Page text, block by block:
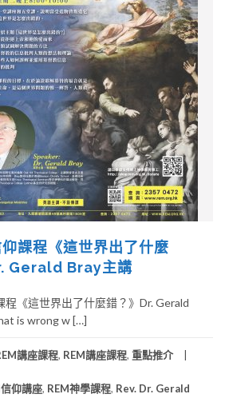
仰課程《這世界出了什麼
Gerald Bray主講
程《這世界出了什麼錯？》Dr. Gerald
is wrong w […]
講座課程, REM講座課程, 重點推介
仰講座, REM神學課程, Rev. Dr. Gerald